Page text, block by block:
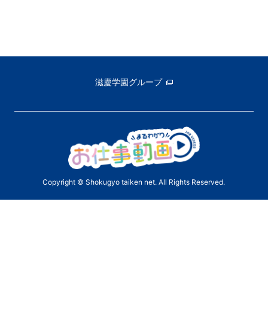
滋慶学園グループ
Copyright © Shokugyo taiken net. All Rights Reserved.